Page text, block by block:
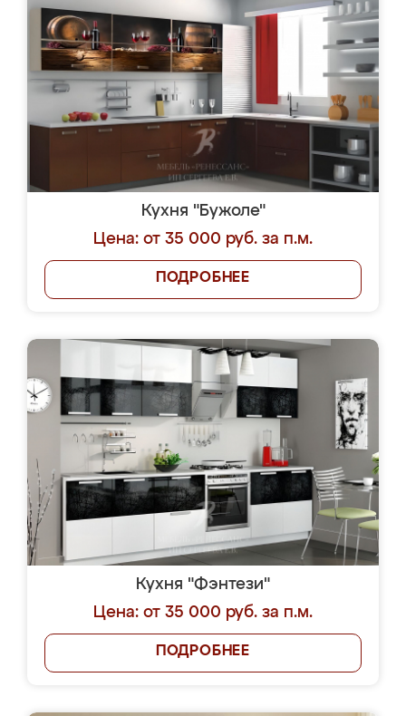
Кухня "Бужоле"
Цена: от 35 000 руб. за п.м.
ПОДРОБНЕЕ
Кухня "Фэнтези"
Цена: от 35 000 руб. за п.м.
ПОДРОБНЕЕ